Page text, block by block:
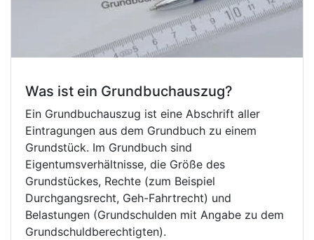
Was ist ein Grundbuchauszug?
Ein Grundbuchauszug ist eine Abschrift aller
Eintragungen aus dem Grundbuch zu einem
Grundstück. Im Grundbuch sind
Eigentumsverhältnisse, die Größe des
Grundstückes, Rechte (zum Beispiel
Durchgangsrecht, Geh-Fahrtrecht) und
Belastungen (Grundschulden mit Angabe zu dem
Grundschuldberechtigten).